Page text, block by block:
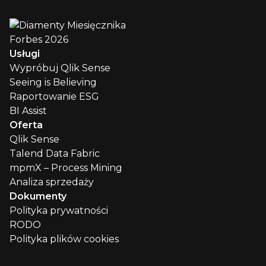
Usługi
Wypróbuj Qlik Sense
Seeing is Believing
Raportowanie ESG
BI Assist
Oferta
Qlik Sense
Talend Data Fabric
mpmX – Process Mining
Analiza sprzedaży
Dokumenty
Polityka prywatności
RODO
Polityka plików cookies